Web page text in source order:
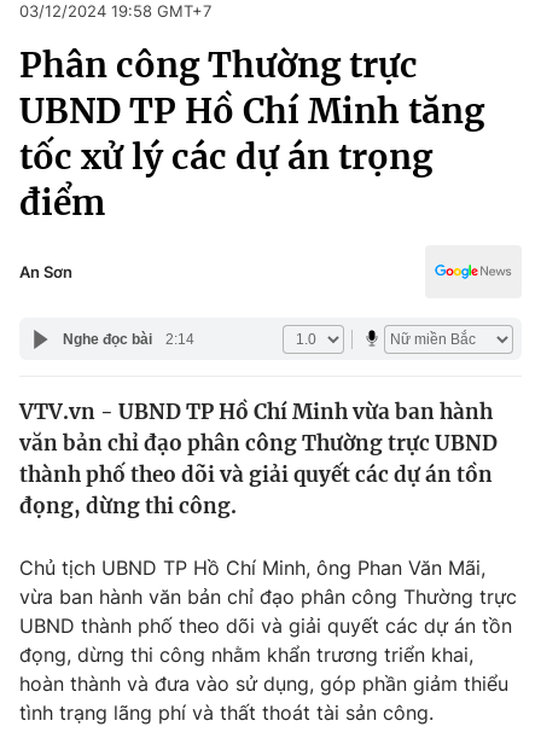
Chuyên mục
Chính trị
Xã hội
Pháp luật
Y tế
Thế giới
Tin tức
Thế giới đó đây
Câu chuyện quốc tế
Kinh tế
Thị trường
Góc doanh nghiệp
Truyền hình
Phim VTV
Hậu trường
Giải trí
Xã hội
Pháp luật
Thể thao
Truyền hình
Văn hóa - Giải trí
Y tế
03/12/2024 19:58 GMT+7
Phân công Thường trực
UBND TP Hồ Chí Minh tăng
tốc xử lý các dự án trọng
điểm
An Sơn
Nghe đọc bài 2:14
VTV.vn - UBND TP Hồ Chí Minh vừa ban hành
văn bản chỉ đạo phân công Thường trực UBND
thành phố theo dõi và giải quyết các dự án tồn
đọng, dừng thi công.
Chủ tịch UBND TP Hồ Chí Minh, ông Phan Văn Mãi,
vừa ban hành văn bản chỉ đạo phân công Thường trực
UBND thành phố theo dõi và giải quyết các dự án tồn
đọng, dừng thi công nhằm khẩn trương triển khai,
hoàn thành và đưa vào sử dụng, góp phần giảm thiểu
tình trạng lãng phí và thất thoát tài sản công.